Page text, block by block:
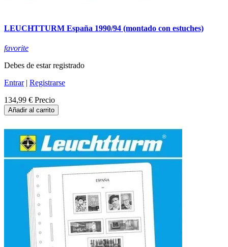
LEUCHTTURM España 1990/94 (montado con estuches)
favorite
Debes de estar registrado
Entrar| Registrarse
134,99 € Precio
Añadir al carrito